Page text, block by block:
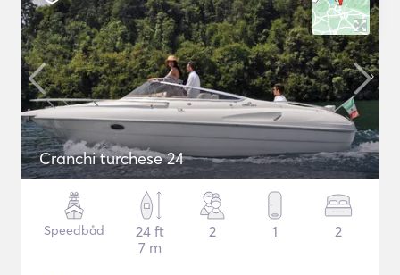
Cranchi turchese 24
Speedbåd
24 ft
7 m
2 1 2